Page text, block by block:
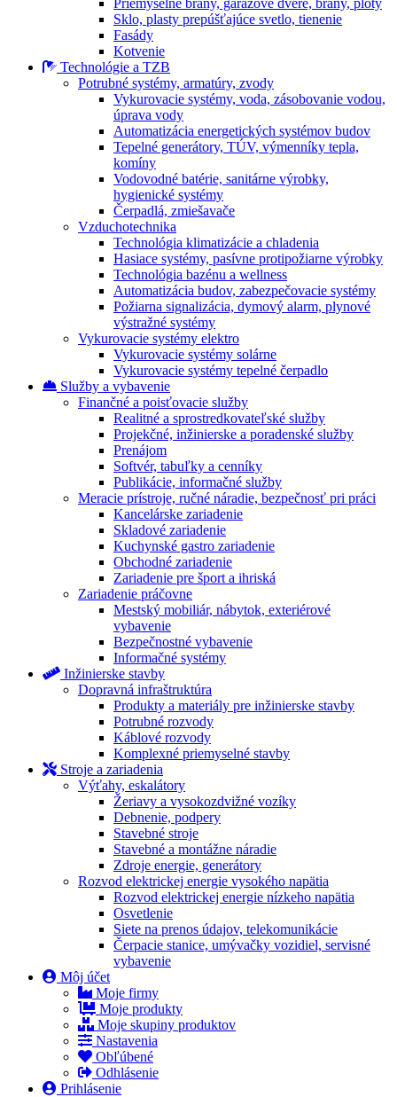
Priemyselné brány, garážové dvere, brány, ploty
Sklo, plasty prepúšťajúce svetlo, tienenie
Fasády
Kotvenie
Technológie a TZB
Potrubné systémy, armatúry, zvody
Vykurovacie systémy, voda, zásobovanie vodou,
úprava vody
Automatizácia energetických systémov budov
Tepelné generátory, TÚV, výmenníky tepla,
komíny
Vodovodné batérie, sanitárne výrobky,
hygienické systémy
Čerpadlá, zmiešavače
Vzduchotechnika
Technológia klimatizácie a chladenia
Hasiace systémy, pasívne protipožiarne výrobky
Technológia bazénu a wellness
Automatizácia budov, zabezpečovacie systémy
Požiarna signalizácia, dymový alarm, plynové
výstražné systémy
Vykurovacie systémy elektro
Vykurovacie systémy solárne
Vykurovacie systémy tepelné čerpadlo
Služby a vybavenie
Finančné a poisťovacie služby
Realitné a sprostredkovateľské služby
Projekčné, inžinierske a poradenské služby
Prenájom
Softvér, tabuľky a cenníky
Publikácie, informačné služby
Meracie prístroje, ručné náradie, bezpečnosť pri práci
Kancelárske zariadenie
Skladové zariadenie
Kuchynské gastro zariadenie
Obchodné zariadenie
Zariadenie pre šport a ihriská
Zariadenie práčovne
Mestský mobiliár, nábytok, exteriérové
vybavenie
Bezpečnostné vybavenie
Informačné systémy
Inžinierske stavby
Dopravná infraštruktúra
Produkty a materiály pre inžinierske stavby
Potrubné rozvody
Káblové rozvody
Komplexné priemyselné stavby
Stroje a zariadenia
Výťahy, eskalátory
Žeriavy a vysokozdvižné vozíky
Debnenie, podpery
Stavebné stroje
Stavebné a montážne náradie
Zdroje energie, generátory
Rozvod elektrickej energie vysokého napätia
Rozvod elektrickej energie nízkeho napätia
Osvetlenie
Siete na prenos údajov, telekomunikácie
Čerpacie stanice, umývačky vozidiel, servisné
vybavenie
Môj účet
Moje firmy
Moje produkty
Moje skupiny produktov
Nastavenia
Obľúbené
Odhlásenie
Prihlásenie